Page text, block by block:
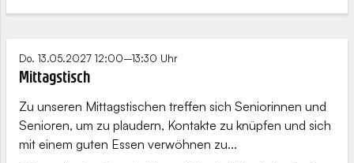
Do. 13.05.2027 12:00–13:30 Uhr
Mittagstisch
Zu unseren Mittagstischen treffen sich Seniorinnen und
Senioren, um zu plaudern, Kontakte zu knüpfen und sich
mit einem guten Essen verwöhnen zu...